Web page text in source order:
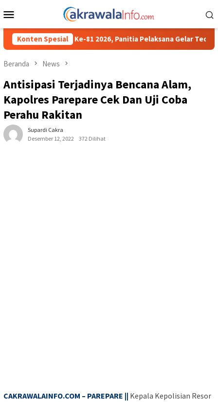
ke
Mobile
Konten Spesial
2026, Panitia Pelaksana Gelar Technical Meeting Pekan
Beranda News
Antisipasi Terjadinya Bencana Alam,
Kapolres Parepare Cek Dan Uji Coba
Perahu Rakitan
Supardi Cakra
Desember 12, 2022
372 Dilihat
CAKRAWALAINFO.COM – PAREPARE || Kepala Kepolisian Resor